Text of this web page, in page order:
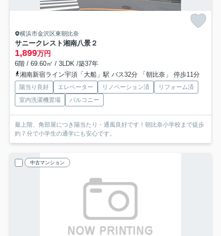
横浜市金沢区東朝比奈
サニークレスト湘南八景２
1,899万円
6階 / 69.60㎡ / 3LDK /築37年
湘南新宿ライン宇須「大船」駅 バス32分 「朝比奈」 停歩11分
陽当り良好 エレベーター リノベーション済
リフォーム済
室内洗濯機置場
バルコニー
最上階、角部屋につき陽当たり・通風良好です！朝比奈小学校まで徒歩
約７分で小学生の通学にも安心です。
中古マンション